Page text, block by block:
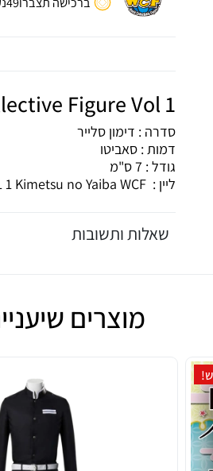
Figure Vol 1
סדרה : דימון סלייר
דמות : סאביטו
גודל : 7 ס"מ
ליין : VOL 1 Kimetsu no Yaiba WCF
שאלות ותשובות
מוצרים